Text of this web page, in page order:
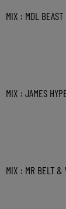
MIX : MDL BEAST
MIX : JAMES
MIX : MR BELT &